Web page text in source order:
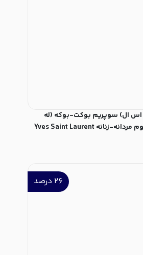
اس ال) سوپریم بوکت-بوکه (له
وستیه دس پارفومز) ادوپرفیوم مردانه-زنانه Yves Saint Laurent
(YSL) Supreme Bouquet (Le
۲۶ درصد